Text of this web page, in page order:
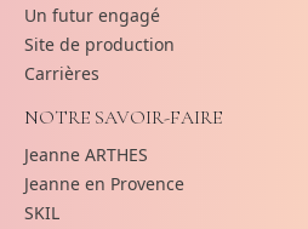
Un futur engagé
Site de production
Carrières
NOTRE SAVOIR-FAIRE
Jeanne ARTHES
Jeanne en Provence
SKIL